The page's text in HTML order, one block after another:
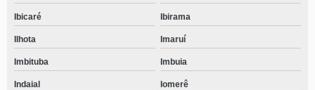
Ibicaré Ibirama
Ilhota Imaruí
Imbituba Imbuia
Indaial Iomerê